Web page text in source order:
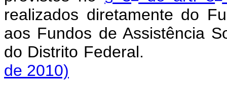
realizados diretamente do
aos Fundos de Assistência
do Distrito Federal.
de 2010)